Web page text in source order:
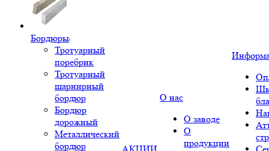
Бордюры
Тротуарный
поребрик
Тротуарный
шарнирный
бордюр
Бордюр
дорожный
Металлический
бордюр
О нас
О заводе
О
продукции